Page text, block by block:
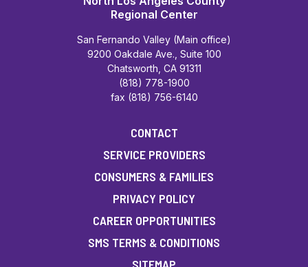
Regional Center
San Fernando Valley (Main office)
9200 Oakdale Ave., Suite 100
Chatsworth, CA 91311
(818) 778-1900
fax (818) 756-6140
CONTACT
SERVICE PROVIDERS
CONSUMERS & FAMILIES
PRIVACY POLICY
CAREER OPPORTUNITIES
SMS TERMS & CONDITIONS
SITEMAP